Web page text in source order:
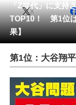
会員記事
メディア
注目記事を集めた
ITの今と未来を見
スマホと通信の最
「Z世代」に支持
TOP10！ 第1位
果】
X
第1位：大谷翔平